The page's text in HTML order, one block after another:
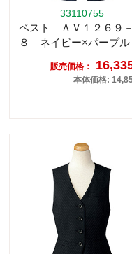
33110755
ベスト ＡＶ１２６９
８ ネイビー×パープル
販売価格：
本体価格: